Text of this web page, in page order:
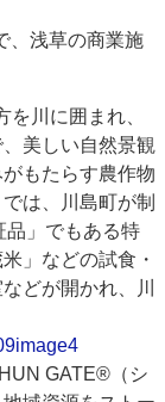
2022 検査・校正特集
リシー
、浅草の商業施
川に囲まれ、
美しい自然景観
もたらす農作物
は、川島町が制
品」でもある特
」などの試食・
どが開かれ、川
GATE®（シ